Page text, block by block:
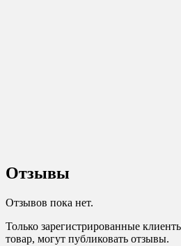
Отзывы
Отзывов пока нет.
Только зарегистрированные
товар, могут публиковать отзывы.